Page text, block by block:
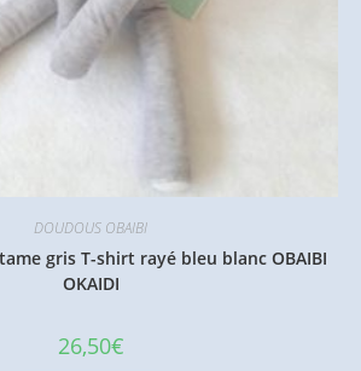
DOUDOUS OBAIBI
gris T-shirt rayé bleu blanc OBAIBI
OKAIDI
26,50€